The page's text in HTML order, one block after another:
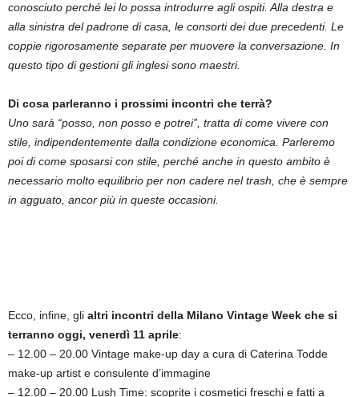
conosciuto perché lei lo possa introdurre agli ospiti. Alla destra e
alla sinistra del padrone di casa, le consorti dei due precedenti. Le
coppie rigorosamente separate per muovere la conversazione. In
questo tipo di gestioni gli inglesi sono maestri.
Di cosa parleranno i prossimi incontri che terrà?
Uno sarà “posso, non posso e potrei”, tratta di come vivere con
stile, indipendentemente dalla condizione economica. Parleremo
poi di come sposarsi con stile, perché anche in questo ambito è
necessario molto equilibrio per non cadere nel trash, che è sempre
in agguato, ancor più in queste occasioni.
Ecco, infine, gli altri incontri della Milano Vintage Week che si
terranno oggi, venerdì 11 aprile:
– 12.00 – 20.00 Vintage make-up day a cura di Caterina Todde
make-up artist e consulente d’immagine
– 12.00 – 20.00 Lush Time: scoprite i cosmetici freschi e fatti a